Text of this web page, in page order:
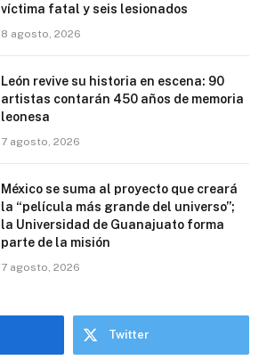
víctima fatal y seis lesionados
8 agosto, 2026
León revive su historia en escena: 90
artistas contarán 450 años de memoria
leonesa
7 agosto, 2026
México se suma al proyecto que creará
la “película más grande del universo”;
la Universidad de Guanajuato forma
parte de la misión
7 agosto, 2026
Twitter